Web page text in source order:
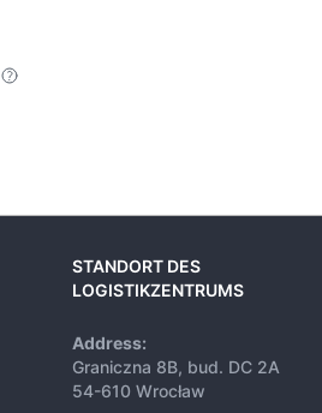
STANDORT DES
LOGISTIKZENTRUMS
Address:
Graniczna 8B, bud. DC 2A
54-610 Wrocław